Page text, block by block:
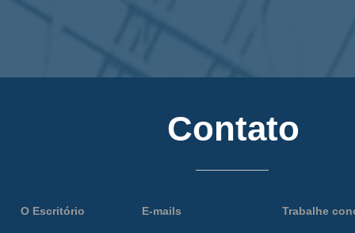
Contato
O Escritório E-mails Trabalhe